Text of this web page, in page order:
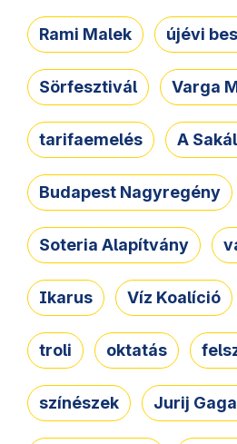
Rami Malek újévi
Sörfesztivál Varga
tarifaemelés A
Budapest Nagyregény
Soteria Alapítvány
Ikarus Víz Koalíció
troli oktatás
színészek Jurij